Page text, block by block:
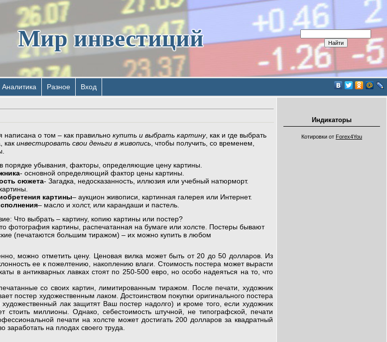
Мир инвестиций
Аналитика Разное Вход
написана о том – как правильно купить и выбрать картину, как и где выбрать
как инвестировать свои деньги в живопись , чтобы получить, со временем,
порядке убывания, факторы, определяющие цену картины.
- основной определяющий фактор цены картины.
сюжета- Загадка, недосказанность, иллюзия или учебный натюрморт.
картины– аукцион живописи, картинная галерея или Интернет.
– масло и холст, или карандаши и пастель.
Что выбрать – картину, копию картины или постер?
фотография картины, распечатанная на бумаге или холсте. Постеры бывают
(печатаются большим тиражом) – их можно купить в любом
можно отметить цену. Ценовая вилка может быть от 20 до 50 долларов. Из
ее к пожелтению, накоплению влаги. Стоимость постера может вырасти
в антикварных лавках стоят по 250-500 евро, но особо надеяться на то, что
со своих картин, лимитированным тиражом. После печати, художник
постер художественным лаком. Достоинством покупки оригинального постера
лак защитят Ваш постер надолго) и кроме того, если художник
стоить миллионы. Однако, себестоимость штучной, не типографской, печати
печати на холсте может достигать 200 долларов за квадратный
заработать на плодах своего труда.
Индикаторы
Котировки от Forex4You